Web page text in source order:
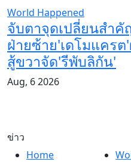
World Happened
จับตาจุดเปลี่ยนสำคั
ฝ่ายซ้าย'เดโมแคร
สู้ขวาจัด'รีพับลิกัน'
Aug, 6 2026
ข่าว
Home